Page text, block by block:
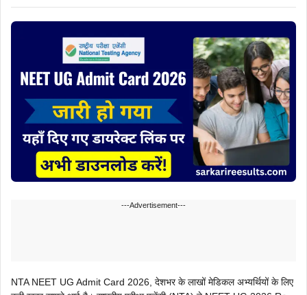
---Advertisement---
NTA NEET UG Admit Card 2026, देशभर के लाखों मेडिकल अभ्यर्थियों के लिए